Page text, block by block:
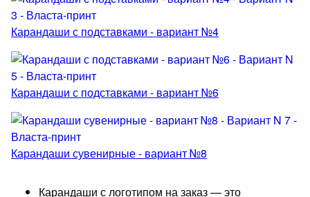
Карандаши с подставками - вариант №4
Карандаши с подставками - вариант №6
Карандаши сувенирные - вариант №8
Карандаши с логотипом на заказ — это